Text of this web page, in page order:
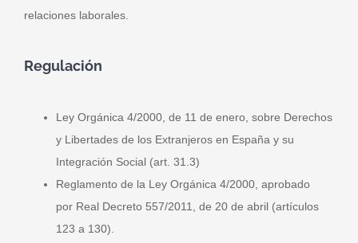
relaciones laborales.
Regulación
Ley Orgánica 4/2000, de 11 de enero , sobre Derechos
y Libertades de los Extranjeros en España y su
Integración Social (art. 31.3)
Reglamento de la Ley Orgánica 4/2000, aprobado
por Real Decreto 557/2011, de 20 de abril (artículos
123 a 130).